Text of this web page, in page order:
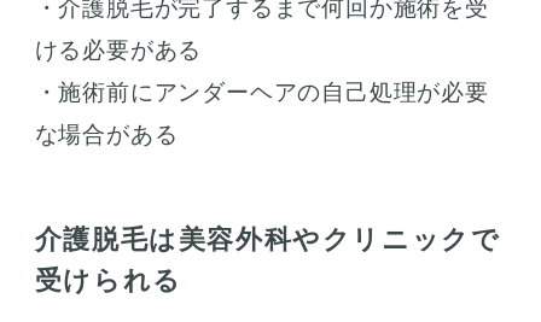
・介護脱毛が完了するまで何回か施術を受
ける必要がある
・施術前にアンダーヘアの自己処理が必要
な場合がある
介護脱毛は美容外科やクリニックで
受けられる